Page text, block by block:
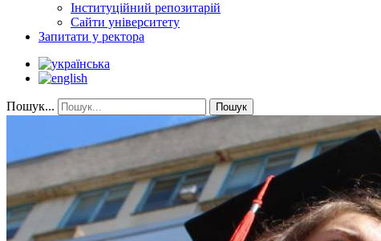
Інституційний репозитарій
Сайти університету
Запитати у ректора
Пошук... Пошук